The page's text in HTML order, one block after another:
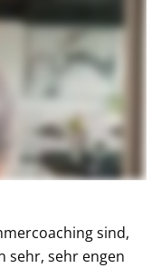
sind,
sehr, sehr engen